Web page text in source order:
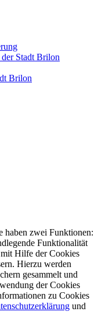
Stadt Brilon
Brilon
haben zwei Funktionen:
Funktionalität
Hilfe der Cookies
Hierzu werden
gesammelt und
der Cookies
zu Cookies
und